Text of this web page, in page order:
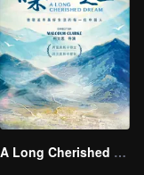
A Long Cherished Dream